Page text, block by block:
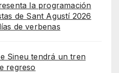
la programación
de Sant Agustí 2026
de verbenas
Sineu tendrá un tren
regreso